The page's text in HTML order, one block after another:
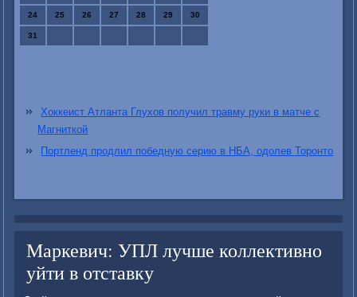
24 25 26 27 28 29 30
31
Хоккеист Атланта Глухов получил травму руки в матче с
Магниткой
Портленд продлил победную серию в НБА, одолев Торонто
Маркевич: УПЛ лучше коллективно
уйти в отставку